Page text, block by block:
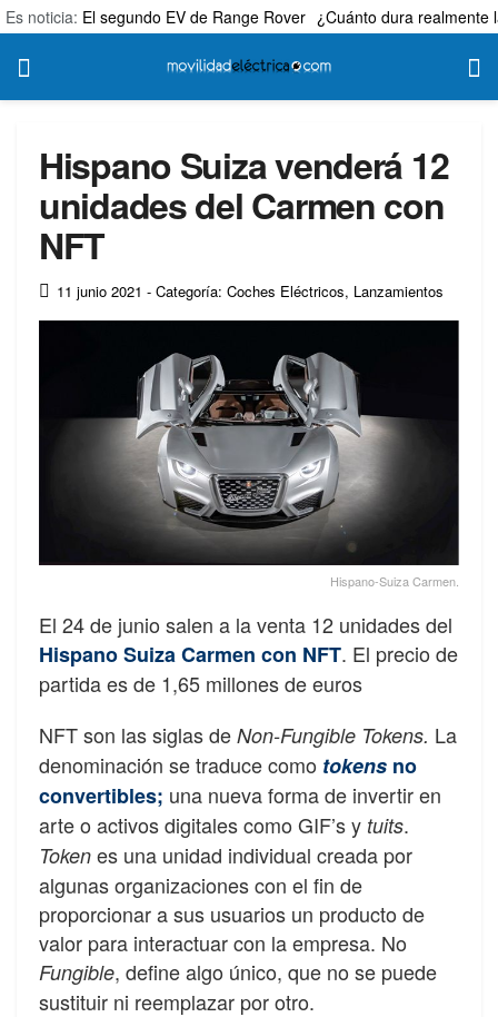
Es noticia: El segundo EV de Range Rover ¿Cuánto dura realmente
Hispano Suiza venderá 12
unidades del Carmen con
NFT
11 junio 2021 - Categoría: Coches Eléctricos, Lanzamientos
Hispano-Suiza Carmen.
El 24 de junio salen a la venta 12 unidades del
Hispano Suiza Carmen con NFT. El precio de
partida es de 1,65 millones de euros
NFT son las siglas de Non-Fungible Tokens. La
denominación se traduce como tokens no
convertibles; una nueva forma de invertir en
arte o activos digitales como GIF’s y tuits.
Token es una unidad individual creada por
algunas organizaciones con el fin de
proporcionar a sus usuarios un producto de
valor para interactuar con la empresa. No
Fungible, define algo único, que no se puede
sustituir ni reemplazar por otro.